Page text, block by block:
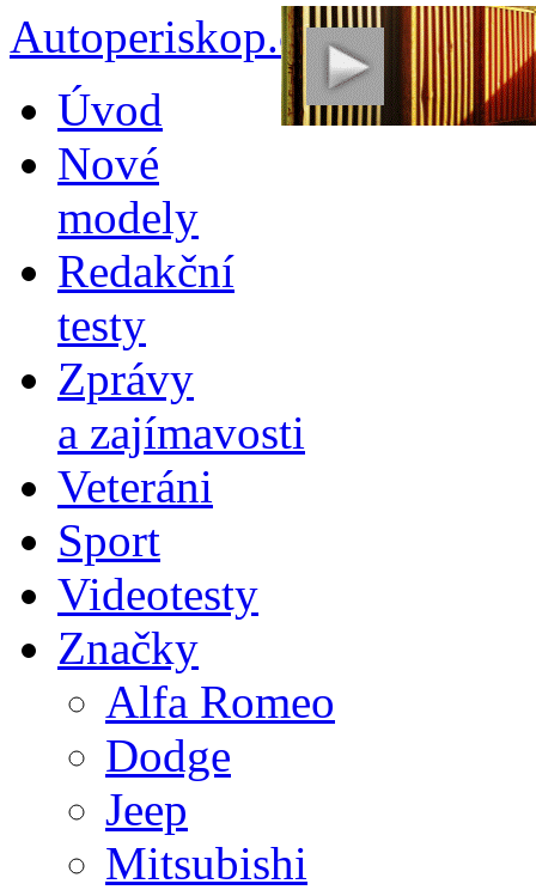
Autoperiskop.cz –
obsahu
webu
Úvod
Nové
modely
Redakční
testy
Zprávy
a zajímavosti
Veteráni
Sport
Videotesty
Značky
Alfa Romeo
Dodge
Jeep
Mitsubishi